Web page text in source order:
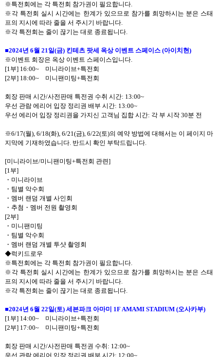
※특전회에는 각 특전회 참가권이 필요합니다.
※각 특전회 실시 시간에는 한계가 있으므로 참가를 희망하시는 분은 스태
프의 지시에 따라 줄을 서 주시기 바랍니다.
※각 특전회는 줄이 끊기는 대로 종료됩니다.
■2024년 6월 21일(금) 킨테츠 팟세 옥상 이벤트 스페이스 (아이치현)
※이벤트 회장은 옥상 이벤트 스페이스입니다.
[1부] 16:00~ 미니라이브+특전회
[2부] 18:00~ 미니팬미팅+특전회
회장 판매 시간/사전판매 특전권 수취 시간: 13:00~
우선 관람 에리어 입장 정리권 배부 시간: 13:00~
우선 에리어 입장 정리권을 가지신 고객님 집합 시간: 각 부 시작 30분 전
※6/17(월), 6/18(화), 6/21(금), 6/22(토)의 예약 방법에 대해서는 이 페이지 마
지막에 기재하였습니다. 반드시 확인 부탁드립니다.
[미니라이브/미니팬미팅+특전회 관련]
[1부]
・ 미니라이브
・ 팀별 악수회
・ 멤버 랜덤 개별 사인회
・ 추첨 ・ 멤버 전원 촬영회
[2부]
・ 미니팬미팅
・ 팀별 악수회
・ 멤버 랜덤 개별 투샷 촬영회
◆럭키드로우
※특전회에는 각 특전회 참가권이 필요합니다.
※각 특전회 실시 시간에는 한계가 있으므로 참가를 희망하시는 분은 스태
프의 지시에 따라 줄을 서 주시기 바랍니다.
※각 특전회는 줄이 끊기는 대로 종료됩니다.
■2024년 6월 22일(토) 세븐파크 아마미 1F AMAMI STADIUM (오사카부)
[1부] 14:00~ 미니라이브+특전회
[2부] 17:00~ 미니팬미팅+특전회
회장 판매 시간/사전판매 특전권 수취 : 12:00~
우선 관람 에리어 입장 정리권 배부 시간: 12:00~